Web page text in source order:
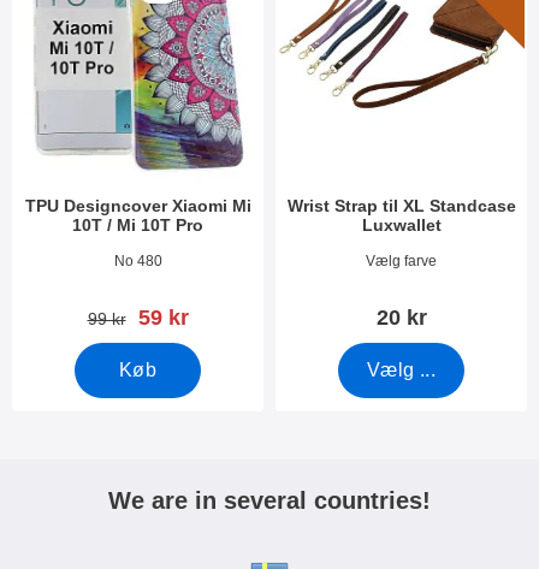
TPU Designcover Xiaomi Mi
10T / Mi 10T Pro
Varenr 38564No 480
pris
99 kr pris
59 kr
Køb
Wrist Strap til XL Standcase
Luxwallet
Varenr 50276Vælg farve
20 kr
Vælg ...
We are in several countries!